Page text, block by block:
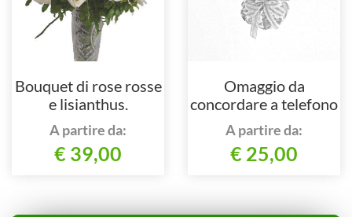
Bouquet di rose rosse
e lisianthus.
A partire da:
€ 39,00
Omaggio da
concordare a telefono
al nostro numero
A partire da:
€ 25,00